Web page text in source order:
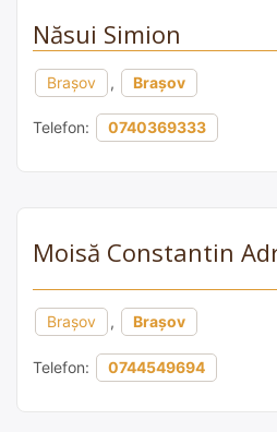
Năsui Simion
Brașov , Brașov
Telefon: 0740369333
Moisă Constantin
Brașov , Brașov
Telefon: 0744549694